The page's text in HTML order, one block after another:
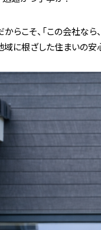
らこそ、「この会社なら
域に根ざした住まいの安